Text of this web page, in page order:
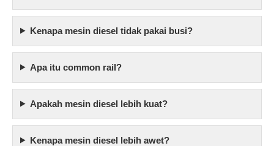
Kenapa mesin diesel tidak pakai busi?
Apa itu common rail?
Apakah mesin diesel lebih kuat?
Kenapa mesin diesel lebih awet?